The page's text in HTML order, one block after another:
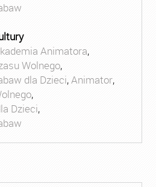
Animatora,
Wolnego,
dla Dzieci,Animator,
,
Dzieci,